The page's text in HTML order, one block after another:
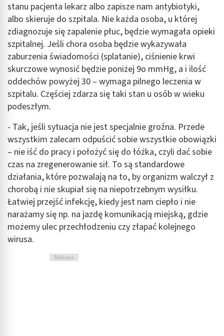
stanu pacjenta lekarz albo zapisze nam antybiotyki,
albo skieruje do szpitala. Nie każda osoba, u której
zdiagnozuje się zapalenie płuc, będzie wymagała opieki
szpitalnej. Jeśli chora osoba będzie wykazywała
zaburzenia świadomości (splatanie), ciśnienie krwi
skurczowe wynosić będzie poniżej 9o mmHg, a i ilość
oddechów powyżej 30 – wymaga pilnego leczenia w
szpitalu. Częściej zdarza się taki stan u osób w wieku
podeszłym.
- Tak, jeśli sytuacja nie jest specjalnie groźna. Przede
wszystkim zalecam odpuścić sobie wszystkie obowiązki
– nie iść do pracy i położyć się do łóżka, czyli dać sobie
czas na zregenerowanie sił. To są standardowe
działania, które pozwalają na to, by organizm walczył z
chorobą i nie skupiał się na niepotrzebnym wysiłku.
Łatwiej przejść infekcję, kiedy jest nam ciepło i nie
narażamy się np. na jazdę komunikacją miejską, gdzie
możemy ulec przechłodzeniu czy złapać kolejnego
wirusa.
Reklama